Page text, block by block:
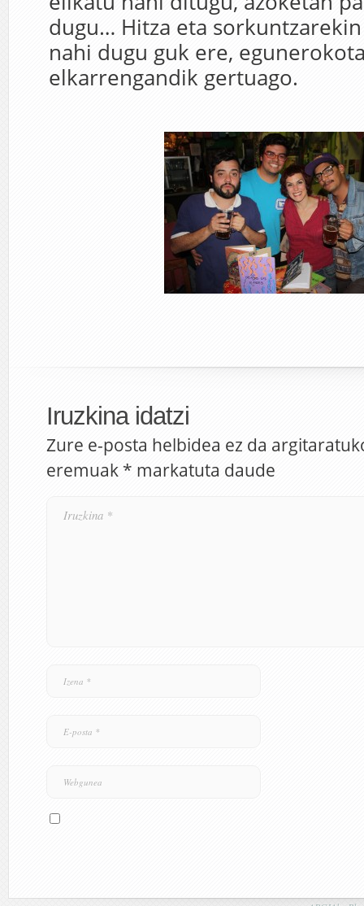
dugu… Hitza eta
nahi dugu guk ere,
elkarrengandik gertuago.
Iruzkina idatzi
Zure e-posta helbidea ez da
eremuak * markatuta daude